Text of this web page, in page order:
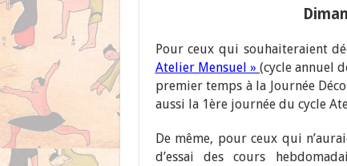
Pour ceux qui souhaiteraient
Atelier Mensuel » (cycle annuel
premier temps à la Journée
aussi la 1ère journée du cycle
De même, pour ceux qui
d’essai des cours